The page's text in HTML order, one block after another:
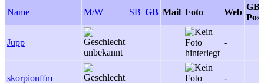
Name M/W SB GB Mail Foto Web
GB-
Jupp -
skorpionffm -